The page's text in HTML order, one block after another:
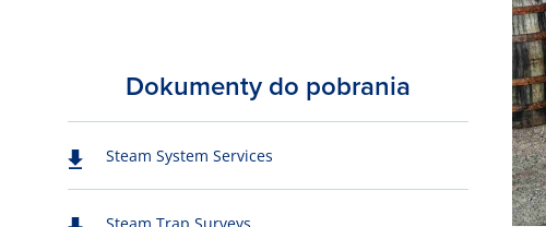
Dokumenty do pobrania
Steam System Services